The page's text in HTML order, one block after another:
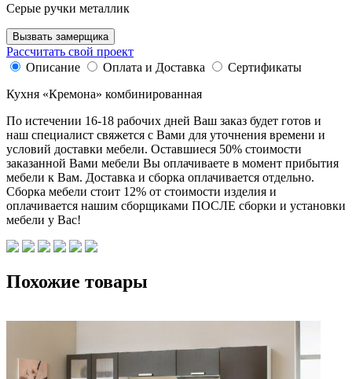
Серые ручки металлик
Вызвать замерщика
Рассчитать свой проект
Описание
Оплата и Доставка
Сертификаты
Кухня «Кремона» комбинированная
По истечении 16-18 рабочих дней Ваш заказ будет готов и
наш специалист свяжется с Вами для уточнения времени и
условий доставки мебели. Оставшиеся 50% стоимости
заказанной Вами мебели Вы оплачиваете в момент прибытия
мебели к Вам. Доставка и сборка оплачивается отдельно.
Сборка мебели стоит 12% от стоимости изделия и
оплачивается нашим сборщиками ПОСЛЕ сборки и установки
мебели у Вас!
Похожие товары